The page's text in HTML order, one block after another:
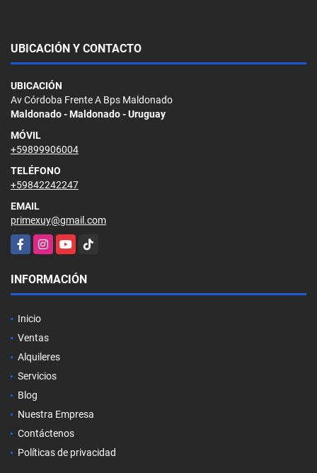
UBICACIÓN Y CONTACTO
UBICACIÓN
Av Córdoba Frente A Bps Maldonado
Maldonado - Maldonado - Uruguay
MÓVIL
+59899906004
TELÉFONO
+59842242247
EMAIL
primexuy@gmail.com
FacebookInstagramYouTubeTikTok
INFORMACIÓN
Inicio
Ventas
Alquileres
Servicios
Blog
Nuestra Empresa
Contáctenos
Políticas de privacidad